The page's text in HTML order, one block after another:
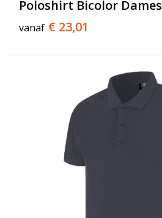
Poloshirt Bicolor Dames
vanaf € 23,01